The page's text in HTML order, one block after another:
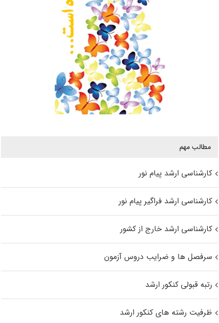
مطالب مهم
کارشناسی ارشد پیام نور
کارشناسی ارشد فراگیر پیام نور
کارشناسی ارشد خارج از کشور
سرفصل ها و ضرایب دروس آزمون
رتبه قبولی کنکور ارشد
ظرفیت رشته های کنکور ارشد